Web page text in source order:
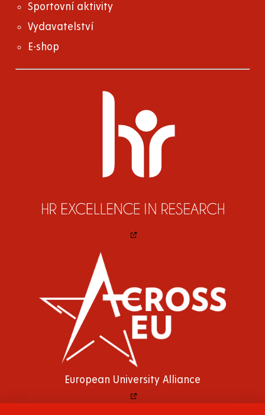
Sportovní aktivity
Vydavatelství
E-shop
European University Alliance